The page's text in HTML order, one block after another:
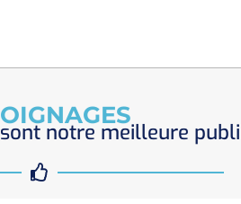
notre meilleure